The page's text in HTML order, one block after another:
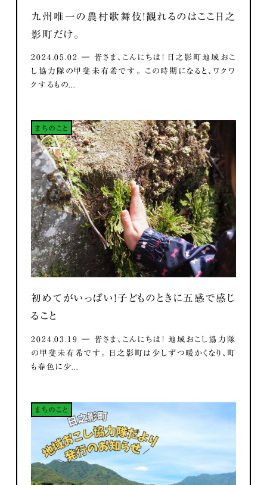
九州唯一の農村歌舞伎！観れるのはここ日之
影町だけ。
2024.05.02 ― 皆さま、こんにちは！ 日之影町地域おこ
し協力隊の甲斐未有希です。 この時期になると、ワクワ
クするもの...
まちのこと
初めてがいっぱい！子どものときに五感で感じ
ること
2024.03.19 ― 皆さま、こんにちは！ 地域おこし協力隊
の甲斐未有希です。 日之影町は少しずつ暖かくなり、町
も春色に少...
まちのこと